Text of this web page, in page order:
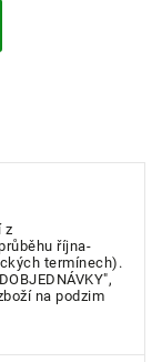
z
října-
termínech).
na podzim